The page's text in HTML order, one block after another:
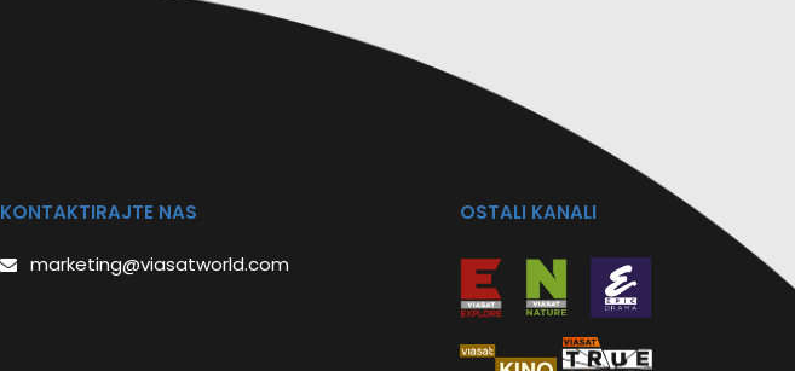
KONTAKTIRAJTE NAS
marketing@viasatworld.com
OSTALI KANALI